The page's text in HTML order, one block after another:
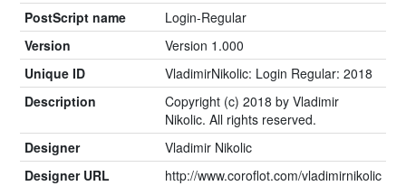
PostScript name
Login-Regular
Version
Version 1.000
Unique ID
VladimirNikolic: Login Regular: 2018
Description
Copyright (c) 2018 by Vladimir
Nikolic. All rights reserved.
Designer
Vladimir Nikolic
Designer URL
http://www.coroflot.com/vladimirnikolic